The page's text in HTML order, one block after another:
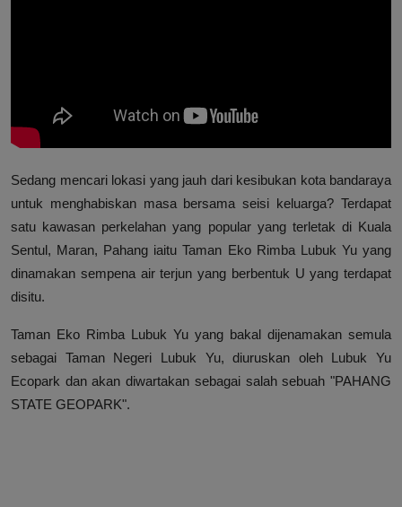
Hubungi Kami
Sedang mencari lokasi yang jauh dari kesibukan kota bandaraya
untuk menghabiskan masa bersama seisi keluarga? Terdapat
satu kawasan perkelahan yang popular yang terletak di Kuala
Sentul, Maran, Pahang iaitu Taman Eko Rimba Lubuk Yu yang
dinamakan sempena air terjun yang berbentuk U yang terdapat
disitu.
Taman Eko Rimba Lubuk Yu yang bakal dijenamakan semula
sebagai Taman Negeri Lubuk Yu, diuruskan oleh Lubuk Yu
Ecopark dan akan diwartakan sebagai salah sebuah "PAHANG
STATE GEOPARK".